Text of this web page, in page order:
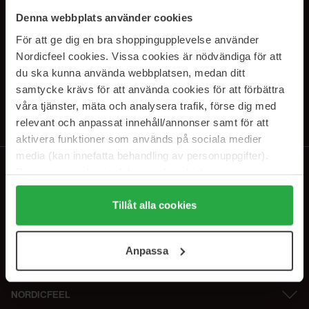
Denna webbplats använder cookies
För att ge dig en bra shoppingupplevelse använder
Nordicfeel cookies. Vissa cookies är nödvändiga för att
du ska kunna använda webbplatsen, medan ditt
samtycke krävs för att använda cookies för att förbättra
våra tjänster, mäta och analysera trafik, förse dig med
relevant och anpassat innehåll/annonser samt för att
aktivera funktioner som används på sociala medier
media (kan innefatta behandling av personuppgifter).
Genom att trycka på "Tillåt alla cookies" accepterar du
alla cookies, medan du under "Detaljer" kan anpassa
användningen av cookies. Du kan när som helst återkalla
samt vår Integritetspolicy.
Tillåt alla cookies
Anpassa
SUBSCRIBE TO OUR
NEWSLETTER
E-postadresse
Ved å abonnere godtar du vårpersonvernerklæring. Du kan melde deg
NORDICFEEL